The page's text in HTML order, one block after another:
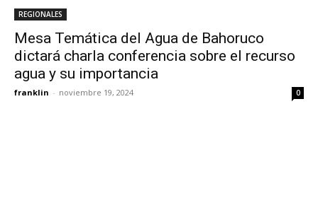
REGIONALES
Mesa Temática del Agua de Bahoruco
dictará charla conferencia sobre el recurso
agua y su importancia
franklin - noviembre 19, 2024 0